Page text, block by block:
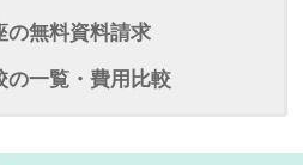
の無料資料請求
の一覧・費用比較